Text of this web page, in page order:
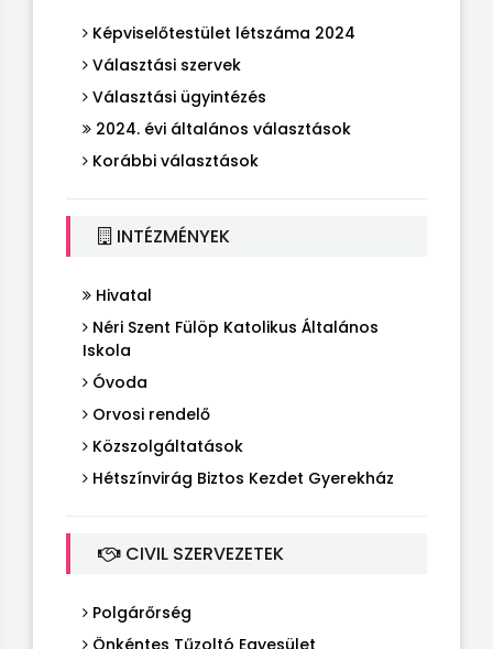
Képviselőtestület létszáma 2024
Választási szervek
Választási ügyintézés
2024. évi általános választások
Korábbi választások
INTÉZMÉNYEK
Hivatal
Néri Szent Fülöp Katolikus Általános
Iskola
Óvoda
Orvosi rendelő
Közszolgáltatások
Hétszínvirág Biztos Kezdet Gyerekház
CIVIL SZERVEZETEK
Polgárőrség
Önkéntes Tűzoltó Egyesület